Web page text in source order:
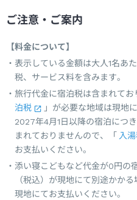
ご注意・ご案内
【料金について】
表示している金額は大人1名あ
税、サービス料を含みます。
旅行代金に宿泊税は含まれて
泊税
」が必要な地域は現地
2027年4月1日以降の宿泊につ
まれておりませんので、「 入
お支払いください。
添い寝こどもなど代金が0円の
（税込）が現地にて別途かか
現地にてお支払いください。